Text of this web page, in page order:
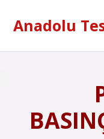
Anadolu